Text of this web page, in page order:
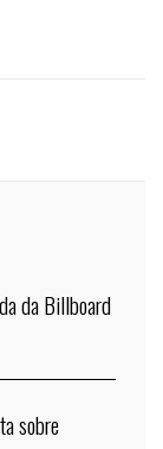
da Billboard
sobre